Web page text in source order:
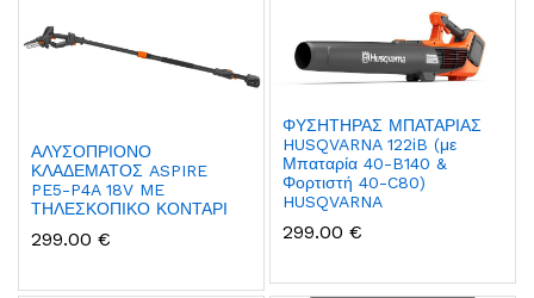
ΑΛΥΣΟΠΡΙΟΝΟ
ΚΛΑΔΕΜΑΤΟΣ ASPIRE
PE5-P4A 18V ME
ΤΗΛΕΣΚΟΠΙΚΟ ΚΟΝΤΑΡΙ
299.00 €
ΦΥΣΗΤΗΡΑΣ ΜΠΑΤΑΡΙΑΣ
HUSQVARNA 122iB (με
Μπαταρία 40-B140 &
Φορτιστή 40-C80)
HUSQVARNA
299.00 €